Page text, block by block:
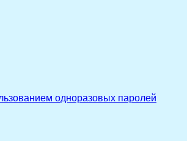
одноразовых паролей